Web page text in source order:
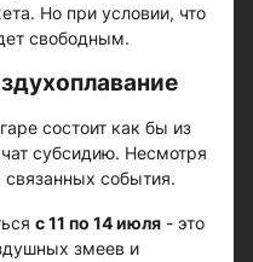
Но при условии, что
свободным.
состоит как бы из
субсидию. Несмотря
связанных события.
с 11 по 14 июля - это
змеев и